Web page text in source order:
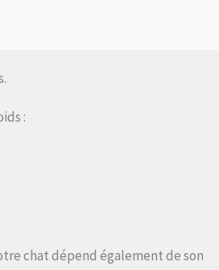
:
chat dépend également de son